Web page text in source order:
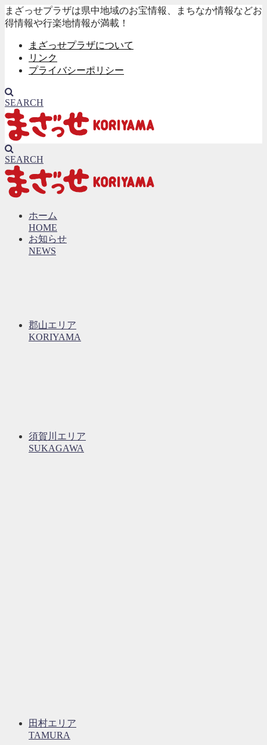
まざっせプラザは県中地域のお宝情報、まちなか情報などお
得情報や行楽地情報が満載！
まざっせプラザについて
リンク
プライバシーポリシー
SEARCH
SEARCH
ホーム
HOME
お知らせ
NEWS
郡山エリア
KORIYAMA
須賀川エリア
SUKAGAWA
田村エリア
TAMURA